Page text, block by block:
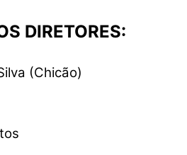
DIRETORES:
(Chicão)